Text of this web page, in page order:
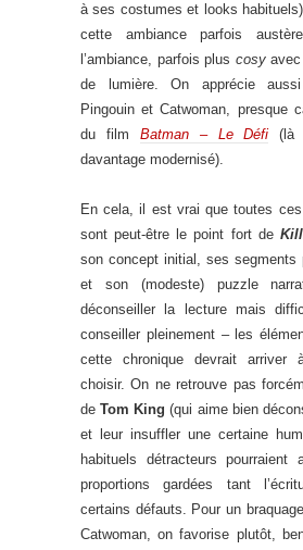
à ses costumes et looks
cette ambiance parfois
l’ambiance, parfois plus cosyavec
de lumière. On apprécie
Pingouin et Catwoman, presque
du film Batman – Le Défi (là
davantage modernisé).
En cela, il est vrai que toutes
sont peut-être le point fort de
son concept initial, ses segments
et son (modeste) puzzle
déconseiller la lecture mais
conseiller pleinement – les
cette chronique devrait
choisir. On ne retrouve pas
deTom King (qui aime bien
et leur insuffler une certaine
habituels détracteurs pourraient
proportions gardées tant
certains défauts. Pour un
Catwoman, on favorise plutôt,